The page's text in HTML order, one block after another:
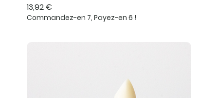
Prix
13,92 €
Commandez-en 7, Payez-en 6 !